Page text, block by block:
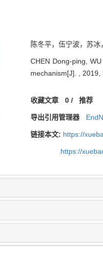
陈冬平，伍宁波，苏
CHEN Dong-ping,
mechanism[J]. , 2019,
收藏文章 0/ 推荐
导出引用管理器
链接本文: https://
https://